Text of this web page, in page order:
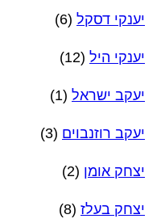
יענקי דסקל (6)
יענקי היל (12)
יעקב ישראל (1)
יעקב רוזנבוים (3)
יצחק אומן (2)
יצחק בעלז (8)